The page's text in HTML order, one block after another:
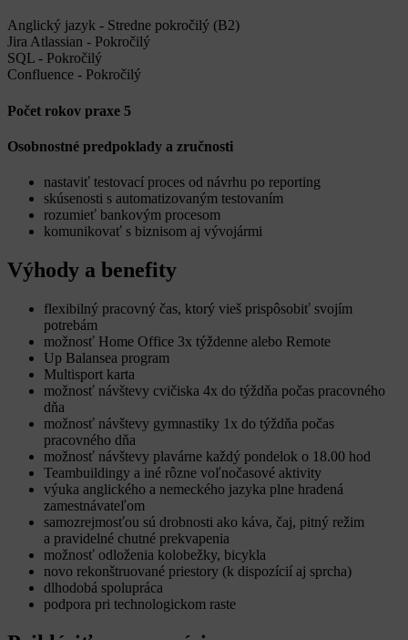
Anglický jazyk - Stredne pokročilý (B2)
Jira Atlassian - Pokročilý
SQL - Pokročilý
Confluence - Pokročilý
Počet rokov praxe 5
Osobnostné predpoklady a zručnosti
nastaviť testovací proces od návrhu po reporting
skúsenosti s automatizovaným testovaním
rozumieť bankovým procesom
komunikovať s biznisom aj vývojármi
Výhody a benefity
​flexibilný pracovný čas, ktorý vieš prispôsobiť svojím
potrebám
možnosť Home Office 3x týždenne alebo Remote
Up Balansea program
Multisport karta
možnosť návštevy cvičiska 4x do týždňa počas pracovného
dňa
možnosť návštevy gymnastiky 1x do týždňa počas
pracovného dňa
možnosť návštevy plavárne každý pondelok o 18.00 hod
Teambuildingy a iné rôzne voľnočasové aktivity
výuka anglického a nemeckého jazyka plne hradená
zamestnávateľom
samozrejmosťou sú drobnosti ako káva, čaj, pitný režim
a pravidelné chutné prekvapenia
možnosť odloženia kolobežky, bicykla
novo rekonštruované priestory (k dispozícií aj sprcha)
dlhodobá spolupráca
podpora pri technologickom raste